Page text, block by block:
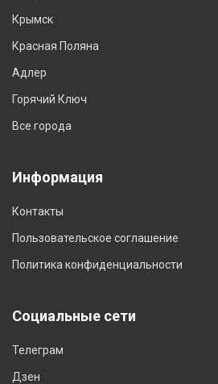
Крымск
Красная Поляна
Адлер
Горячий Ключ
Все города
Информация
Контакты
Пользовательское соглашение
Политика конфиденциальности
Социальные сети
Телеграм
Дзен